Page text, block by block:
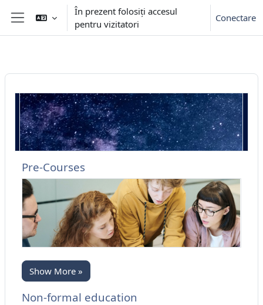
Sari la conţinutul principal
Panou lateral
În prezent folosiți accesul
pentru vizitatori
Conectare
Pre-Courses
Show More »
Non-formal education